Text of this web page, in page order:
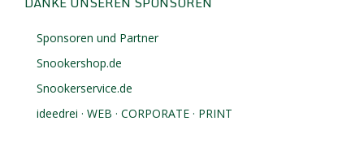
Sponsoren und Partner
Snookershop.de
Snookerservice.de
ideedrei · WEB · CORPORATE · PRINT